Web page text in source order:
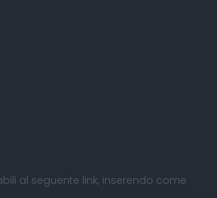
al seguente link, inserendo come